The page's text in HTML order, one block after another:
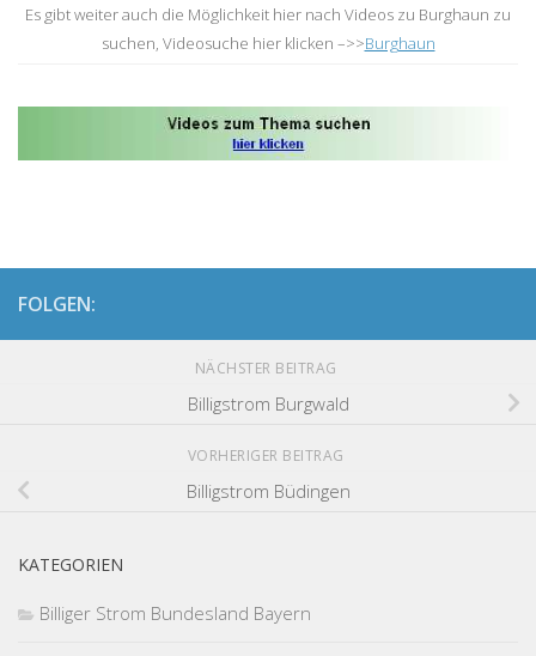
Es gibt weiter auch die Möglichkeit hier nach Videos zu Burghaun zu
suchen, Videosuche hier klicken –>>Burghaun
FOLGEN:
NÄCHSTER BEITRAG
Billigstrom Burgwald
VORHERIGER BEITRAG
Billigstrom Büdingen
KATEGORIEN
Billiger Strom Bundesland Bayern